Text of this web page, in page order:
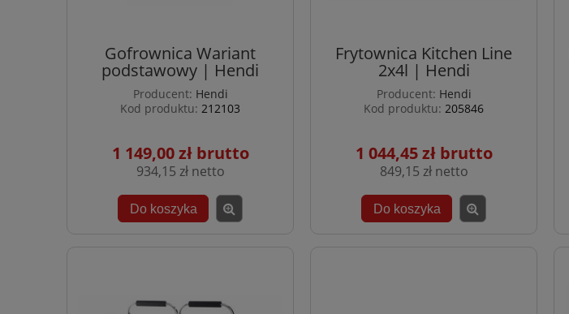
Gofrownica Wariant
podstawowy | Hendi
Producent: Hendi
Kod produktu: 212103
1 149,00 zł
934,15 zł
Do koszyka
Frytownica Kitchen Line
2x4l | Hendi
Producent: Hendi
Kod produktu: 205846
1 044,45 zł
849,15 zł
Do koszyka